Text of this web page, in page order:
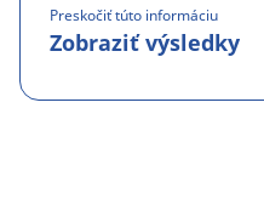
Preskočiť túto informáciu
Zobraziť výsledky